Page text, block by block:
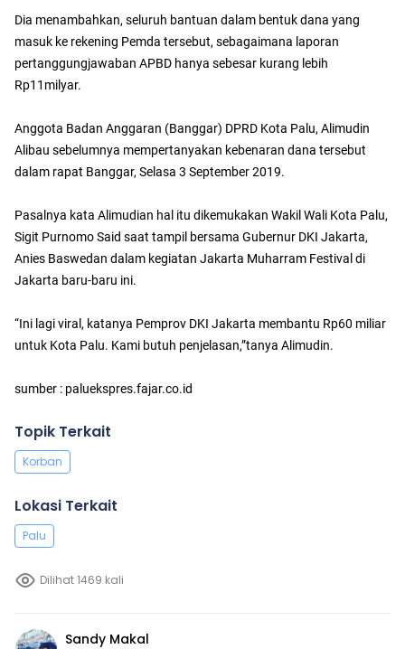
Dia menambahkan, seluruh bantuan dalam bentuk dana yang
masuk ke rekening Pemda tersebut, sebagaimana laporan
pertanggungjawaban APBD hanya sebesar kurang lebih
Rp11milyar.
Anggota Badan Anggaran (Banggar) DPRD Kota Palu, Alimudin
Alibau sebelumnya mempertanyakan kebenaran dana tersebut
dalam rapat Banggar, Selasa 3 September 2019.
Pasalnya kata Alimudian hal itu dikemukakan Wakil Wali Kota Palu,
Sigit Purnomo Said saat tampil bersama Gubernur DKI Jakarta,
Anies Baswedan dalam kegiatan Jakarta Muharram Festival di
Jakarta baru-baru ini.
“Ini lagi viral, katanya Pemprov DKI Jakarta membantu Rp60 miliar
untuk Kota Palu. Kami butuh penjelasan,”tanya Alimudin.
sumber : paluekspres.fajar.co.id
Topik Terkait
Korban
Lokasi Terkait
Palu
Dilihat 1469 kali
Sandy Makal